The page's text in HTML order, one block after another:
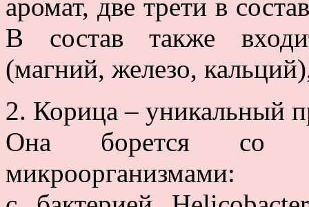
аромат, две трети в
В состав также
(магний, железо,
2. Корица – уникальный
Она борется со
микроорганизмами: